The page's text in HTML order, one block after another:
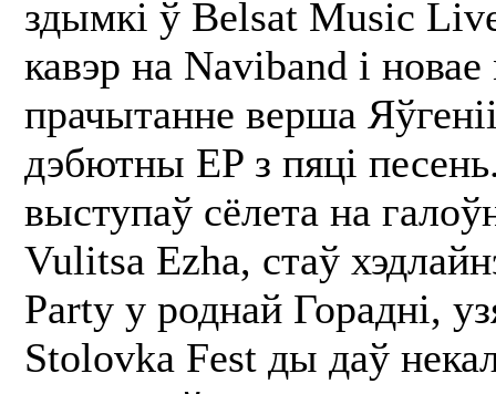
здымкі ў Belsat Music
кавэр на Naviband і
прачытанне верша
дэбютны EP з пяці
выступаў сёлета на
Vulitsa Ezha, стаў
Party у роднай Горадні,
Stolovka Fest ды даў